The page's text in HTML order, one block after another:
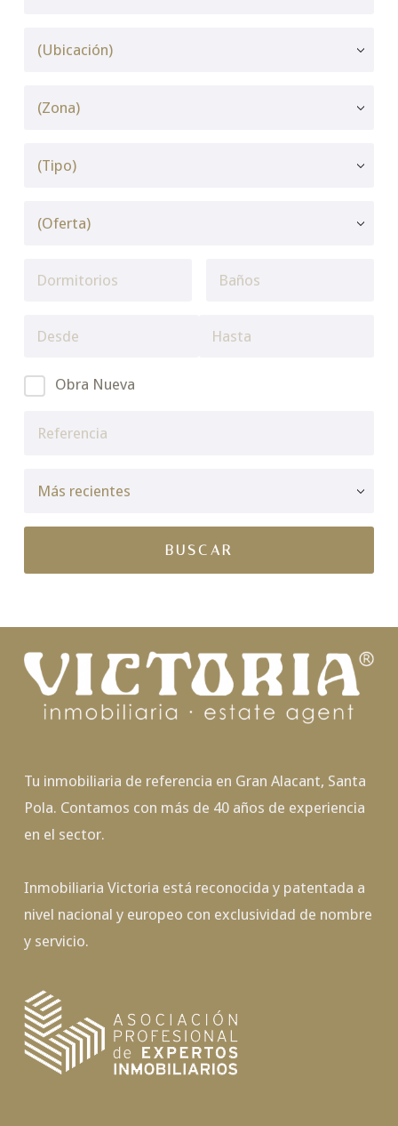
Obra Nueva
Tu inmobiliaria de referencia en Gran Alacant, Santa
Pola. Contamos con más de 40 años de experiencia
en el sector.
Inmobiliaria Victoria está reconocida y patentada a
nivel nacional y europeo con exclusividad de nombre
y servicio.